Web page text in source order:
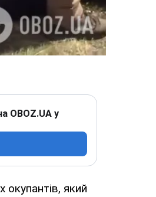
OBOZ.UA у
окупантів, який